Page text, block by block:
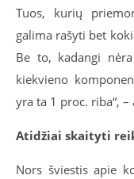
Tuos, kurių
galima rašyti bet
Be to, kadangi
kiekvieno
yra ta 1 proc. riba“, –
Atidžiai skaityti
Nors šviestis apie